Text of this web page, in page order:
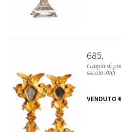
685
Coppia di
secolo XVIII
VENDUTO